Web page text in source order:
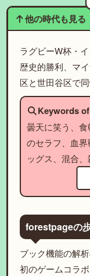
他の時代も見る
ラグビーW杯・
歴史的勝利、マ
区と世田谷区で
Keywords
曇天に笑う、
のセラフ、血
ッグス、混合、
forestpageの
ブック機能の解
初のゲームコラ